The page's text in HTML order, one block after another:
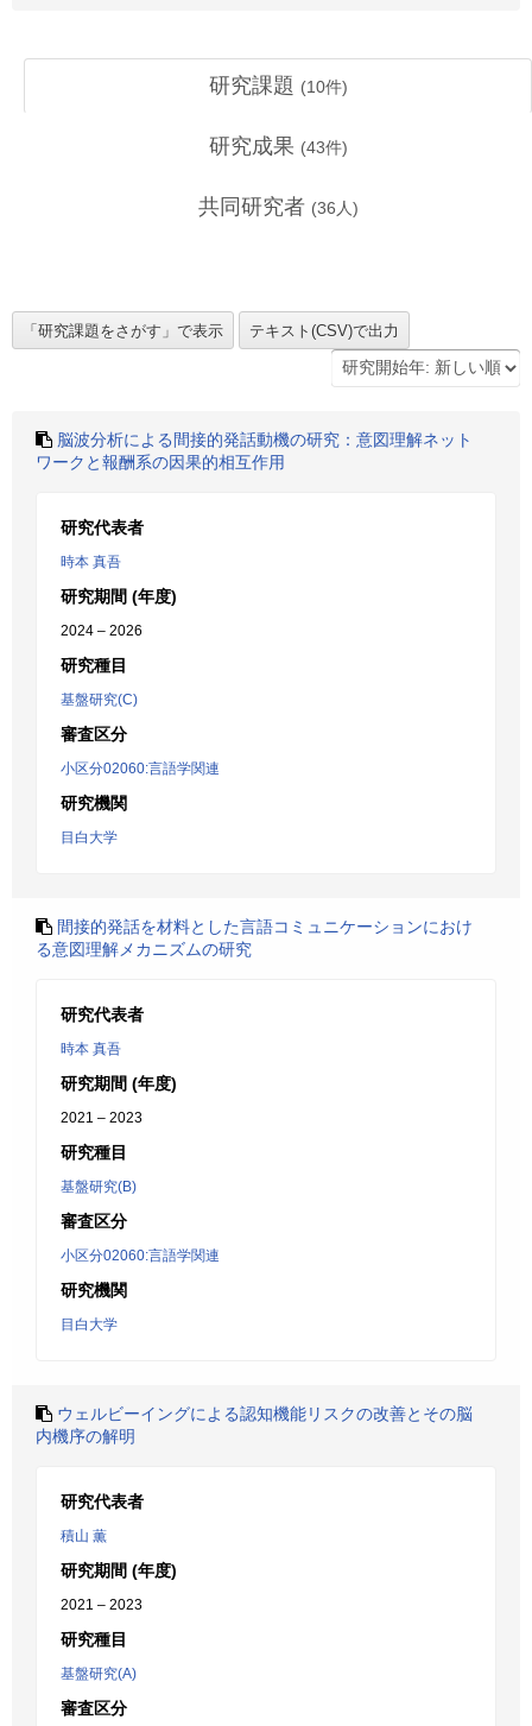
研究課題 (10件)
研究成果 (43件)
共同研究者 (36 人)
脳波分析による間接的発話動機の研究：意図理解ネット
ワークと報酬系の因果的相互作用
研究代表者
時本 真吾
研究期間 (年度)
2024 – 2026
研究種目
基盤研究(C)
審査区分
小区分02060:言語学関連
研究機関
目白大学
間接的発話を材料とした言語コミュニケーションにおけ
る意図理解メカニズムの研究
研究代表者
時本 真吾
研究期間 (年度)
2021 – 2023
研究種目
基盤研究(B)
審査区分
小区分02060:言語学関連
研究機関
目白大学
ウェルビーイングによる認知機能リスクの改善とその脳
内機序の解明
研究代表者
積山 薫
研究期間 (年度)
2021 – 2023
研究種目
基盤研究(A)
審査区分